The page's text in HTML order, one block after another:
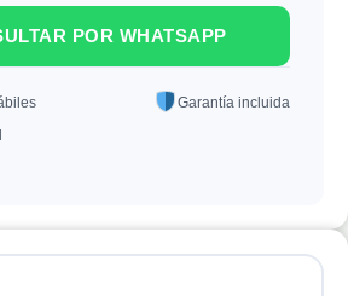
POR WHATSAPP
Garantía incluida